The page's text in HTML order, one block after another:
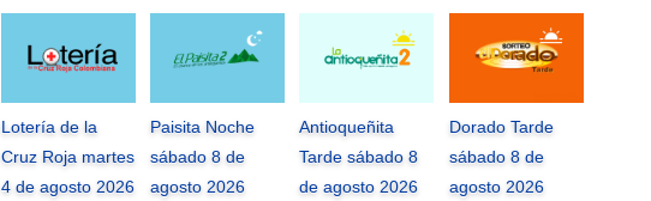
Lotería de la
Cruz Roja martes
4 de agosto 2026
Paisita Noche
sábado 8 de
agosto 2026
Antioqueñita
Tarde sábado 8
de agosto 2026
Dorado Tarde
sábado 8 de
agosto 2026